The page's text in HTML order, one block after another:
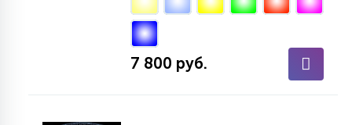
7 800 руб.